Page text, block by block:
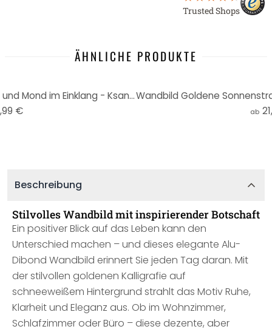
Trusted Shops
ÄHNLICHE PRODUKTE
Wandbild Mondzyklen - Sonne und Mond im Einklang - KsanaKalpa - Alu-Dibond
€
ab
Beschreibung
Stilvolles Wandbild mit inspirierender Botschaft
Ein positiver Blick auf das Leben kann den
Unterschied machen – und dieses elegante Alu-
Dibond Wandbild erinnert Sie jeden Tag daran. Mit
der stilvollen goldenen Kalligrafie auf
schneeweißem Hintergrund strahlt das Motiv Ruhe,
Klarheit und Eleganz aus. Ob im Wohnzimmer,
Schlafzimmer oder Büro – diese dezente, aber